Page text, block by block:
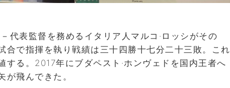
代表監督を務めるイタリア人マルコ·ロッシがその
合で指揮を執り戦績は三十四勝十七分二十三敗。これ
する。2017年にブダペスト·ホンヴェドを国内王者へ
が飛んできた。